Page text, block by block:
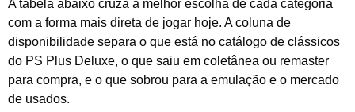
A tabela abaixo cruza a melhor escolha de cada categoria
com a forma mais direta de jogar hoje. A coluna de
disponibilidade separa o que está no catálogo de clássicos
do PS Plus Deluxe, o que saiu em coletânea ou remaster
para compra, e o que sobrou para a emulação e o mercado
de usados.